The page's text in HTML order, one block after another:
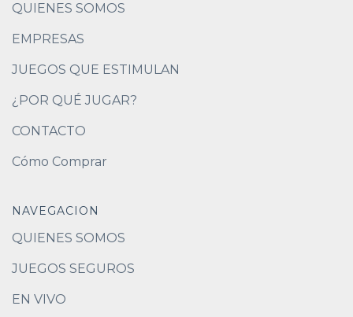
QUIENES SOMOS
EMPRESAS
JUEGOS QUE ESTIMULAN
¿POR QUÉ JUGAR?
CONTACTO
Cómo Comprar
NAVEGACION
QUIENES SOMOS
JUEGOS SEGUROS
EN VIVO